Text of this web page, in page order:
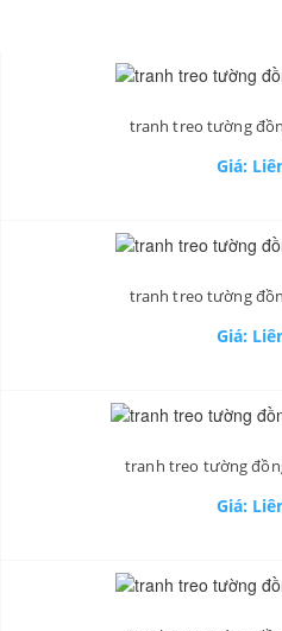
tranh treo tường
Giá:
tranh treo tường
Giá:
tranh treo tường
Giá: